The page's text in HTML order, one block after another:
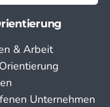
& Arbeit
Unternehmen